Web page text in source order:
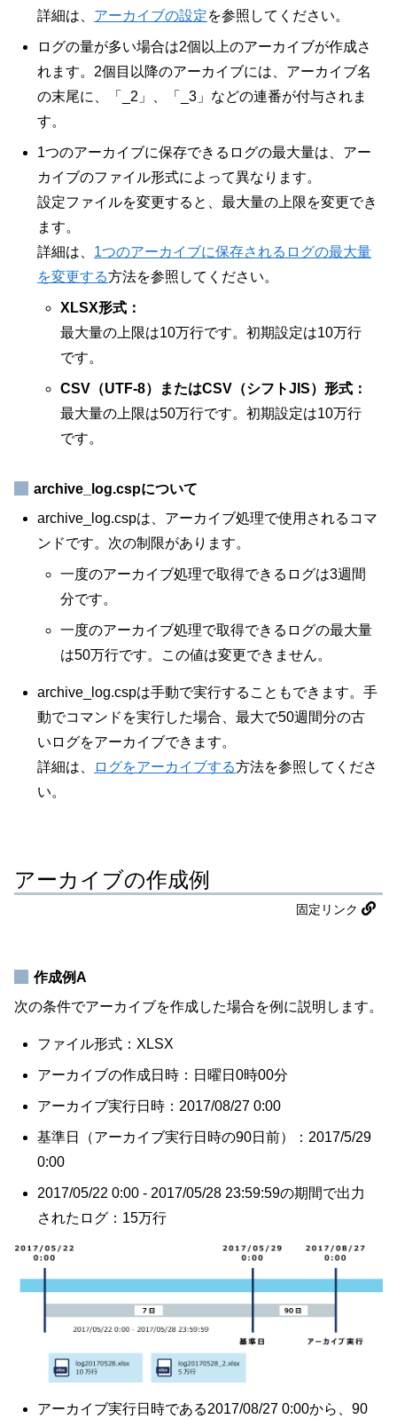
詳細は、 アーカイブの設定を参照してください。
ログの量が多い場合は2個以上のアーカイブが作成さ
れます。2個目以降のアーカイブには、アーカイブ名
の末尾に、「_2」、「_3」などの連番が付与されま
す。
1つのアーカイブに保存できるログの最大量は、アー
カイブのファイル形式によって異なります。
設定ファイルを変更すると、最大量の上限を変更でき
ます。
詳細は、 1つのアーカイブに保存されるログの最大量
を変更する方法を参照してください。
XLSX形式：
最大量の上限は10万行です。初期設定は10万行
です。
CSV（UTF-8）またはCSV（シフトJIS）形式：
最大量の上限は50万行です。初期設定は10万行
です。
archive_log.cspについて
archive_log.cspは、アーカイブ処理で使用されるコマ
ンドです。次の制限があります。
一度のアーカイブ処理で取得できるログは3週間
分です。
一度のアーカイブ処理で取得できるログの最大量
は50万行です。この値は変更できません。
archive_log.cspは手動で実行することもできます。手
動でコマンドを実行した場合、最大で50週間分の古
いログをアーカイブできます。
詳細は、
ログをアーカイブする方法を参照してくださ
い。
アーカイブの作成例
固定リンク
作成例A
次の条件でアーカイブを作成した場合を例に説明します。
ファイル形式：XLSX
アーカイブの作成日時：日曜日0時00分
アーカイブ実行日時：2017/08/27 0:00
基準日（アーカイブ実行日時の90日前）：2017/5/29
0:00
2017/05/22 0:00 - 2017/05/28 23:59:59の期間で出力
されたログ：15万行
アーカイブ実行日時である2017/08/27 0:00から、90